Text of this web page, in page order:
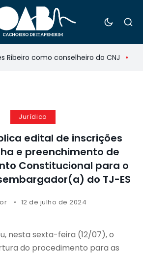
como conselheiro do CNJ IAB
Jurídico
edital de inscrições
e preenchimento de
Constitucional para o
do TJ-ES
12 de julho de 2024
nesta sexta-feira (12/07), o
do procedimento para as